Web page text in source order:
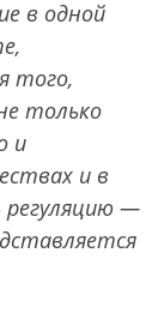
в одной
того,
только
и
и в
—